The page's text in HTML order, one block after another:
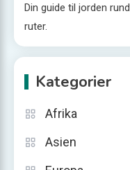
Din guide til jorden
ruter.
Kategorier
Afrika
Asien